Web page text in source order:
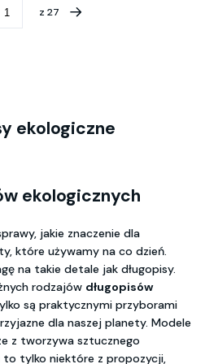
z 27
ekologiczne
ekologicznych
jakie znaczenie dla
które używamy na co dzień.
na takie detale jak długopisy.
rodzajów długopisów
są praktycznymi przyborami
dla naszej planety. Modele
z tworzywa sztucznego
to tylko niektóre z propozycji,